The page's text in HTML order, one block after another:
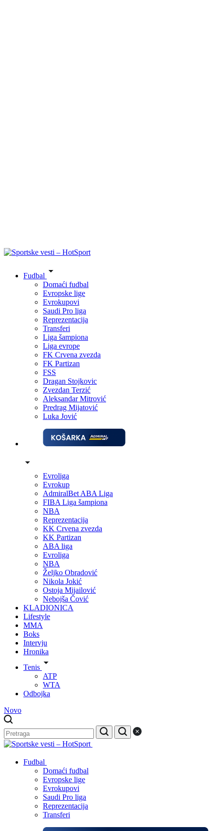
Fudbal
Domaći fudbal
Evropske lige
Evrokupovi
Saudi Pro liga
Reprezentacija
Transferi
Liga šampiona
Liga evrope
FK Crvena zvezda
FK Partizan
FSS
Dragan Stojkovic
Zvezdan Terzić
Aleksandar Mitrović
Predrag Mijatović
Luka Jović
Evroliga
Evrokup
AdmiralBet ABA Liga
FIBA Liga šampiona
NBA
Reprezentacija
KK Crvena zvezda
KK Partizan
ABA liga
Evroliga
NBA
Željko Obradović
Nikola Jokić
Ostoja Mijailović
Nebojša Čović
KLADIONICA
Lifestyle
MMA
Boks
Intervju
Hronika
Tenis
ATP
WTA
Odbojka
Novo
Fudbal
Domaći fudbal
Evropske lige
Evrokupovi
Saudi Pro liga
Reprezentacija
Transferi